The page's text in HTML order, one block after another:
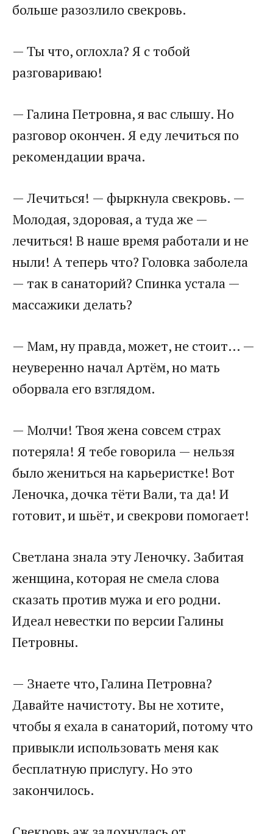
больше разозлило свекровь.
— Ты что, оглохла? Я с тобой
разговариваю!
— Галина Петровна, я вас слышу. Но
разговор окончен. Я еду лечиться по
рекомендации врача.
— Лечиться! — фыркнула свекровь. —
Молодая, здоровая, а туда же —
лечиться! В наше время работали и не
ныли! А теперь что? Головка заболела
— так в санаторий? Спинка устала —
массажики делать?
— Мам, ну правда, может, не стоит… —
неуверенно начал Артём, но мать
оборвала его взглядом.
— Молчи! Твоя жена совсем страх
потеряла! Я тебе говорила — нельзя
было жениться на карьеристке! Вот
Леночка, дочка тёти Вали, та да! И
готовит, и шьёт, и свекрови помогает!
Светлана знала эту Леночку. Забитая
женщина, которая не смела слова
сказать против мужа и его родни.
Идеал невестки по версии Галины
Петровны.
— Знаете что, Галина Петровна?
Давайте начистоту. Вы не хотите,
чтобы я ехала в санаторий, потому что
привыкли использовать меня как
бесплатную прислугу. Но это
закончилось.